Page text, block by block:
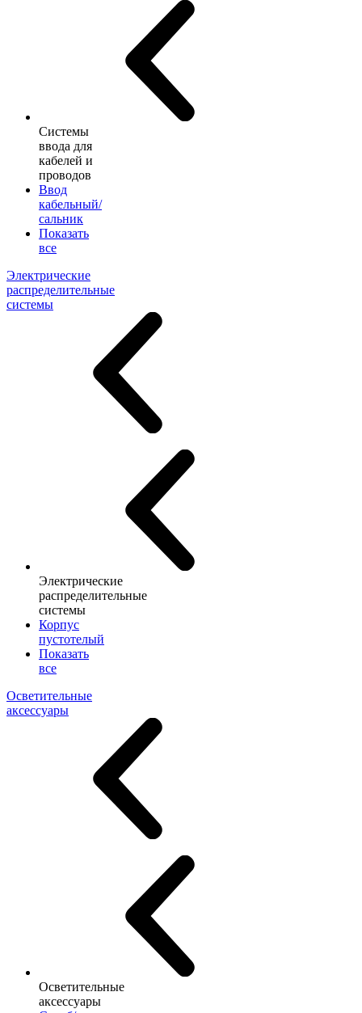
Системы
ввода для
кабелей и
проводов
Ввод
кабельный/
сальник
Показать
все
Электрические
распределительные
системы
Электрические
распределительные
системы
Корпус
пустотелый
Показать
все
Осветительные
аксессуары
Осветительные
аксессуары